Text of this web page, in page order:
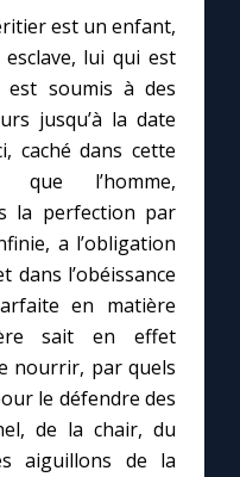
est un enfant,
lui qui est
soumis à des
jusqu’à la date
caché dans cette
que l’homme,
la perfection par
a l’obligation
l’obéissance
en matière
sait en effet
nourrir, par quels
le défendre des
de la chair, du
aiguillons de la